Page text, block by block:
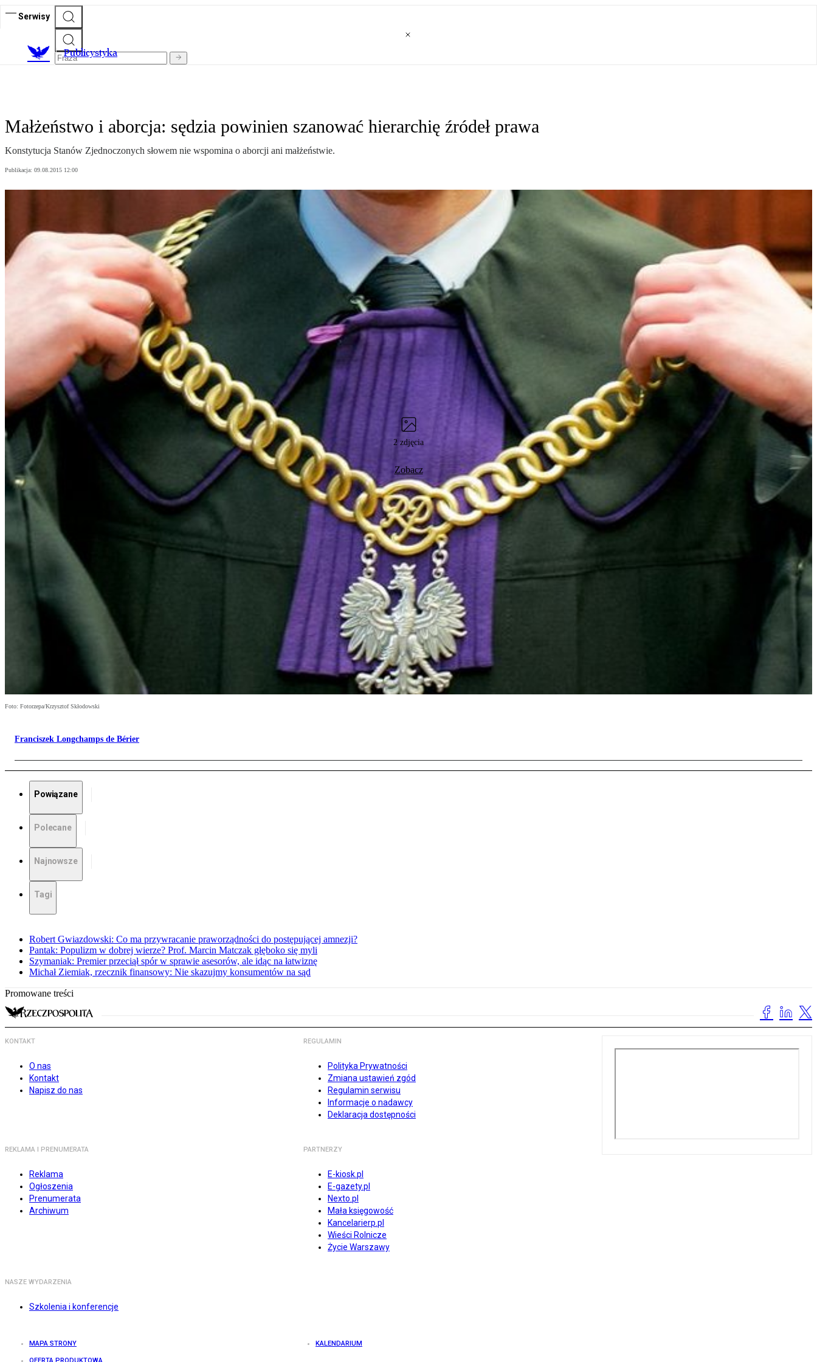
Serwisy
Publicystyka
Małżeństwo i aborcja: sędzia powinien szanować hierarchię źródeł prawa
Konstytucja Stanów Zjednoczonych słowem nie wspomina o aborcji ani małżeństwie.
Publikacja: 09.08.2015 12:00
2 zdjęcia
Zobacz
Foto: Fotorzepa/Krzysztof Skłodowski
Franciszek Longchamps de Bérier
Powiązane
Polecane
Najnowsze
Tagi
Robert Gwiazdowski: Co ma przywracanie praworządności do postępującej amnezji?
Pantak: Populizm w dobrej wierze? Prof. Marcin Matczak głęboko się myli
Szymaniak: Premier przeciął spór w sprawie asesorów, ale idąc na łatwiznę
Michał Ziemiak, rzecznik finansowy: Nie skazujmy konsumentów na sąd
Promowane treści
KONTAKT
O nas
Kontakt
Napisz do nas
REGULAMIN
Polityka Prywatności
Zmiana ustawień zgód
Regulamin serwisu
Informacje o nadawcy
Deklaracja dostępności
REKLAMA I PRENUMERATA
Reklama
Ogłoszenia
Prenumerata
Archiwum
PARTNERZY
E-kiosk.pl
E-gazety.pl
Nexto.pl
Mała księgowość
Kancelarierp.pl
Wieści Rolnicze
Życie Warszawy
NASZE WYDARZENIA
Szkolenia i konferencje
MAPA STRONY KALENDARIUM